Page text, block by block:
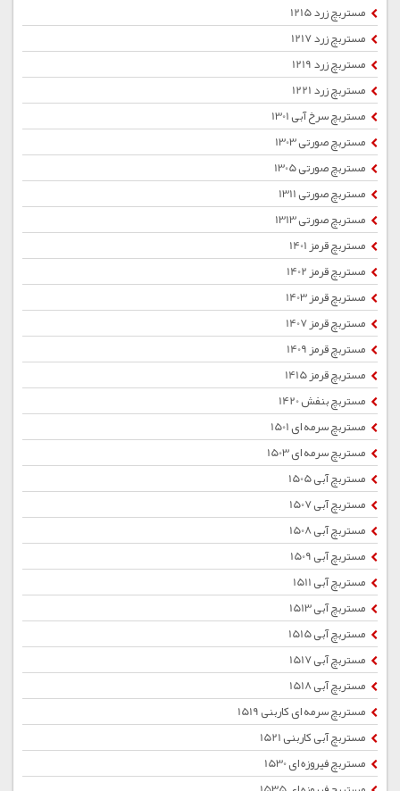
مستربچ زرد 1215
مستربچ زرد 1217
مستربچ زرد 1219
مستربچ زرد 1221
مستربچ سرخ آبی 1301
مستربچ صورتی 1303
مستربچ صورتی 1305
مستربچ صورتی 1311
مستربچ صورتی 1313
مستربچ قرمز 1401
مستربچ قرمز 1402
مستربچ قرمز 1403
مستربچ قرمز 1407
مستربچ قرمز 1409
مستربچ قرمز 1415
مستربچ بنفش 1420
مستربچ سرمه ای 1501
مستربچ سرمه ای 1503
مستربچ آبی 1505
مستربچ آبی 1507
مستربچ آبی 1508
مستربچ آبی 1509
مستربچ آبی 1511
مستربچ آبی 1513
مستربچ آبی 1515
مستربچ آبی 1517
مستربچ آبی 1518
مستربچ سرمه ای کاربنی 1519
مستربچ آبی کاربنی 1521
مستربچ فیروزه ای 1530